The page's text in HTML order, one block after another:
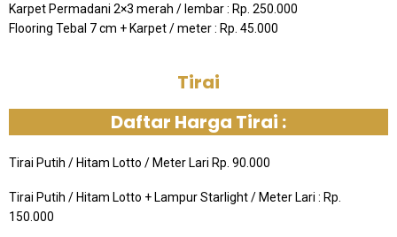
Karpet Permadani 2×3 merah / lembar : Rp. 250.000
Flooring Tebal 7 cm + Karpet / meter : Rp. 45.000
Tirai
Daftar Harga Tirai :
Tirai Putih / Hitam Lotto / Meter Lari Rp. 90.000
Tirai Putih / Hitam Lotto + Lampur Starlight / Meter Lari : Rp.
150.000